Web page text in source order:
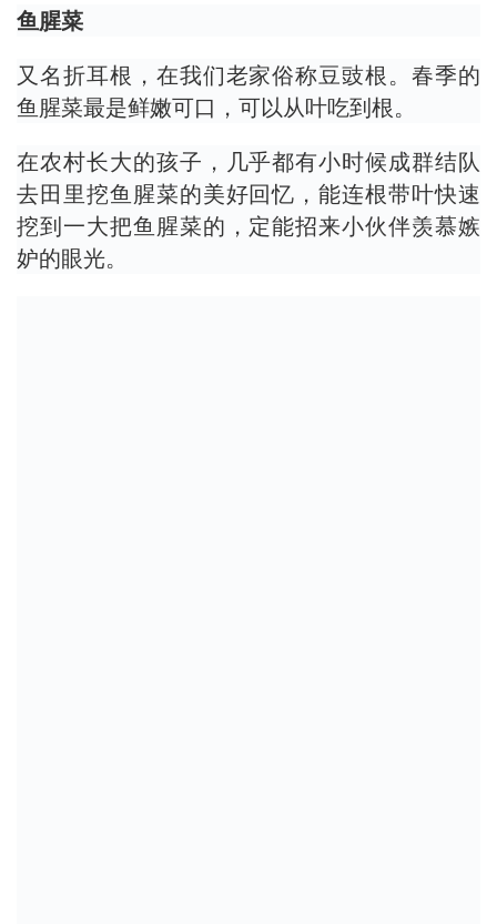
鱼腥菜
又名折耳根，在我们老家俗称豆豉根。春季的
鱼腥菜最是鲜嫩可口，可以从叶吃到根。
在农村长大的孩子，几乎都有小时候成群结队
去田里挖鱼腥菜的美好回忆，能连根带叶快速
挖到一大把鱼腥菜的，定能招来小伙伴羡慕嫉
妒的眼光。